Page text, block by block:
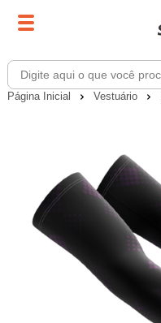
Página Inicial Vestuário